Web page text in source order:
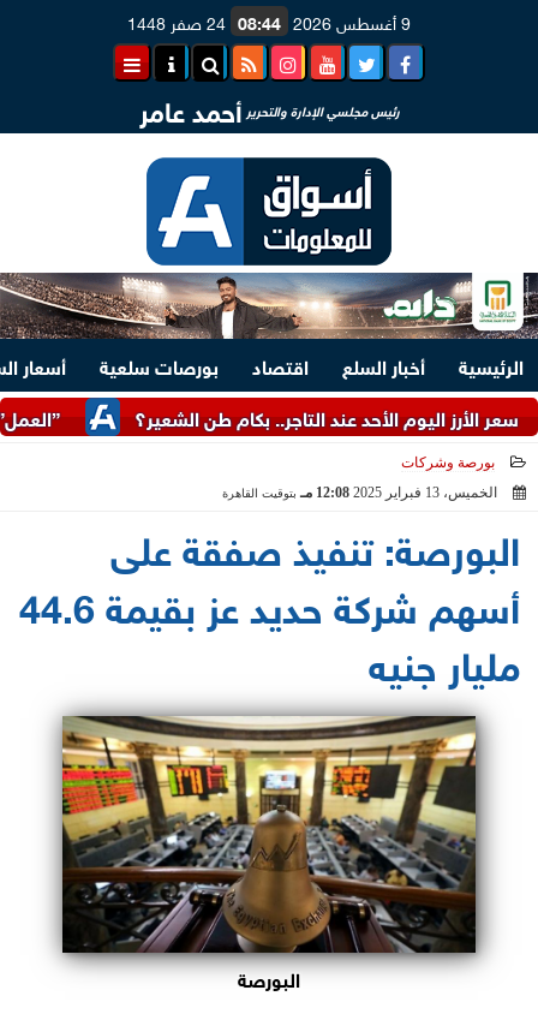
9 أغسطس 2026 08:44 24 صفر 1448
رئيس مجلسي الإدارة والتحرير أحمد عامر
الرئيسية أخبار السلع اقتصاد بورصات سلعية
أسعار
”العمل”: توفير 3070 فرصة عمل بمجموعة طلعت مصطفى
اليوم الأحد عند التاجر.. بكام طن الشعير؟
بورصة وشركات
الخميس، 13 فبراير 2025
12:08 مـ بتوقيت القاهرة
البورصة: تنفيذ صفقة على
أسهم شركة حديد عز بقيمة 44.6
مليار جنيه
البورصة